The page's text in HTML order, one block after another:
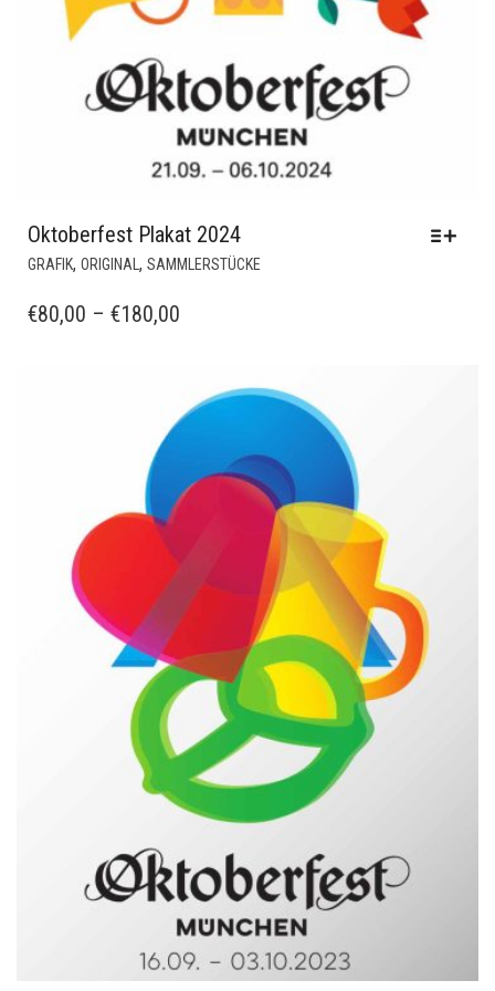
Oktoberfest Plakat 2024
GRAFIK, ORIGINAL , SAMMLERSTÜCKE
DIE
OPTIONEN
KÖNNEN
AUF
DER
PRODUKTSEITE
GEWÄHLT
WERDEN
€80,00 – €180,00
€180,00